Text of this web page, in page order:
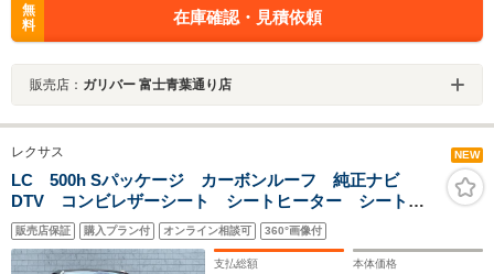
無
料
在庫確認・見積依頼
販売店： ガリバー 富士青葉通り店
レクサス NEW
LC 500h Sパッケージ カーボンルーフ 純正ナビ
DTV コンビレザーシート シートヒーター シートベ
ンチレーション メモリー付パワーシート ハンドルヒ
ーター ヘッドアップディスプレイ ブラインドスポッ
トモニター レーンキープ
販売店保証 購入プラン付 オンライン相談可 360°画像付
支払総額 本体価格